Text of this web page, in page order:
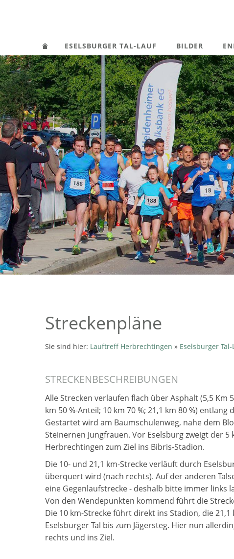
ESELSBURGER TAL-LAUF BILDER
Streckenpläne
Sie sind hier: Lauftreff Herbrechtingen » Eselsburger
STRECKENBESCHREIBUNGEN
Alle Strecken verlaufen flach über Asphalt (5,5 Km
km 50 %-Anteil; 10 km 70 %; 21,1 km 80 %) entlang
Gestartet wird am Baumschulenweg, nahe dem
Steinernen Jungfrauen. Vor Eselsburg zweigt der
Herbrechtingen zum Ziel ins Bibris-Stadion.
Die 10- und 21,1 km-Strecke verläuft durch
überquert wird (nach rechts). Auf der anderen
eine Gegenlaufstrecke - deshalb bitte immer links
Von den Wendepunkten kommend führt die
Die 10 km-Strecke führt direkt ins Stadion, die 21,1
Eselsburger Tal bis zum Jägersteg. Hier nun
rechts und ins Ziel.